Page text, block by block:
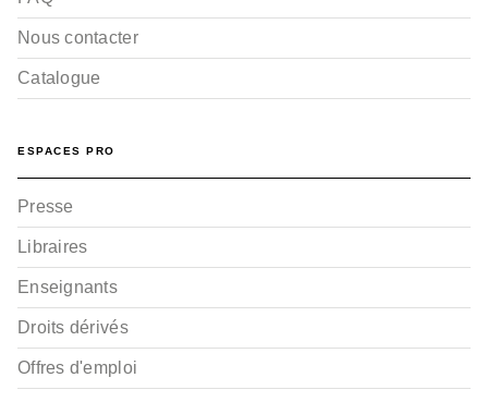
Nous contacter
Catalogue
ESPACES PRO
Presse
Libraires
Enseignants
Droits dérivés
Offres d'emploi